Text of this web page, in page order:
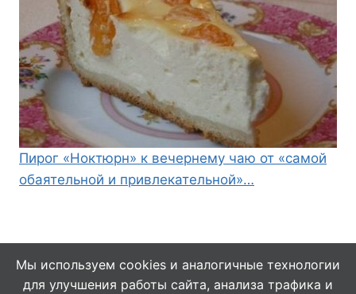
Пирог «Ноктюрн» к вечернему чаю от «самой
обаятельной и привлекательной»…
© 2026 Кулинарушка - Вкусные Рецепты
Мы используем cookies и аналогичные технологии
для улучшения работы сайта, анализа трафика и